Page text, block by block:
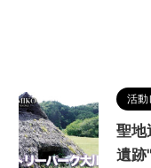
活動
聖地
遺跡